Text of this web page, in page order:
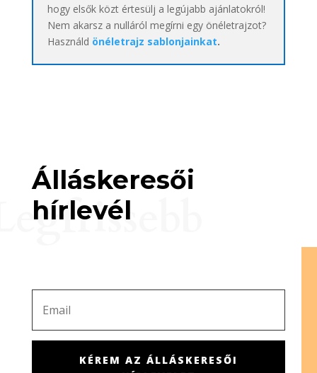
hogy elsők közt értesülj a legújabb ajánlatokról!
Nem akarsz a nulláról megírni egy önéletrajzot?
Használd önéletrajz sablonjainkat.
Álláskeresői
hírlevél
KÉREM AZ ÁLLÁSKERESŐI